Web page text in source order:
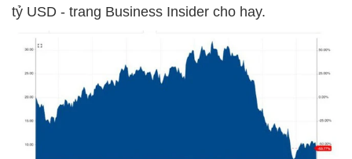
tỷ USD - trang Business Insider cho hay.